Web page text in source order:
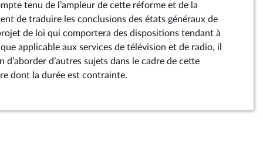
tenu de l’ampleur de cette réforme et de la
de traduire les conclusions des états généraux de
de loi qui comportera des dispositions tendant à
applicable aux services de télévision et de radio, il
d’aborder d’autres sujets dans le cadre de cette
dont la durée est contrainte.